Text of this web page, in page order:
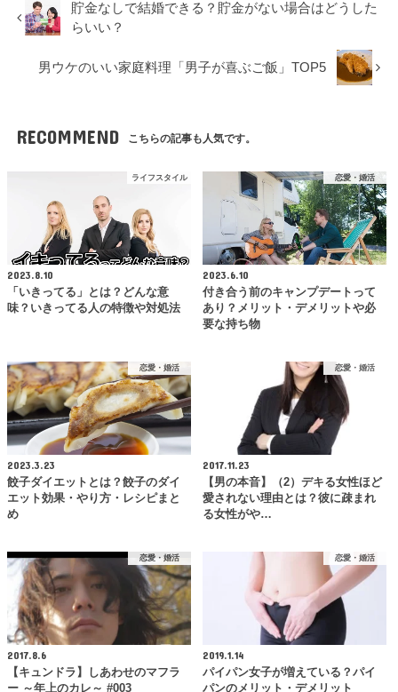
貯金なしで結婚できる？貯金がない場合はどうした
らいい？
男ウケのいい家庭料理「男子が喜ぶご飯」TOP5
RECOMMEND こちらの記事も人気です。
ライフスタイル
2023.8.10
「いきってる」とは？どんな意
味？いきってる人の特徴や対処法
恋愛・婚活
2023.6.10
付き合う前のキャンプデートって
あり？メリット・デメリットや必
要な持ち物
恋愛・婚活
2023.3.23
餃子ダイエットとは？餃子のダイ
エット効果・やり方・レシピまと
め
恋愛・婚活
2017.11.23
【男の本音】（2）デキる女性ほど
愛されない理由とは？彼に疎まれ
る女性がや…
恋愛・婚活
2017.8.6
【キュンドラ】しあわせのマフラ
ー ～年上のカレ～ #003
恋愛・婚活
2019.1.14
パイパン女子が増えている？パイ
パンのメリット・デメリット